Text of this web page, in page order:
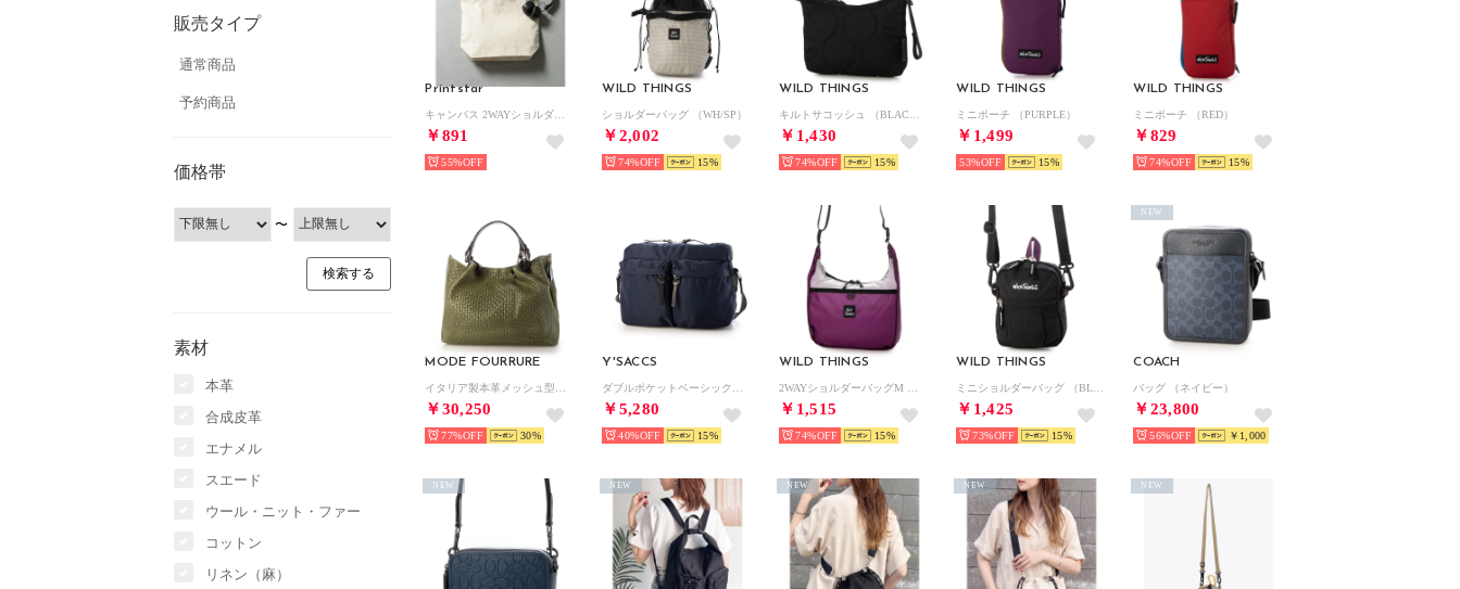
販売タイプ
通常商品
予約商品
価格帯
〜
素材
本革
合成皮革
エナメル
スエード
ウール・ニット・ファー
コットン
リネン（麻）
Printstar
￥891
55%
WILD THINGS
ショルダーバッグ （WH/SP）
￥2,002
74% 15
WILD THINGS
￥1,430
74% 15
WILD THINGS
ミニポーチ （PURPLE）
￥1,499
53% 15
WILD THINGS
ミニポーチ （RED）
￥829
74% 15
MODE FOURRURE
￥30,250
77% 30
Y'SACCS
￥5,280
40% 15
WILD THINGS
￥1,515
74% 15
WILD THINGS
￥1,425
73% 15
COACH
バッグ （ネイビー）
￥23,800
NEW
56% ￥1,000
NEW NEW NEW NEW NEW